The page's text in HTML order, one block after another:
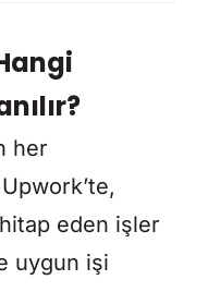
her
eden işler
uygun işi